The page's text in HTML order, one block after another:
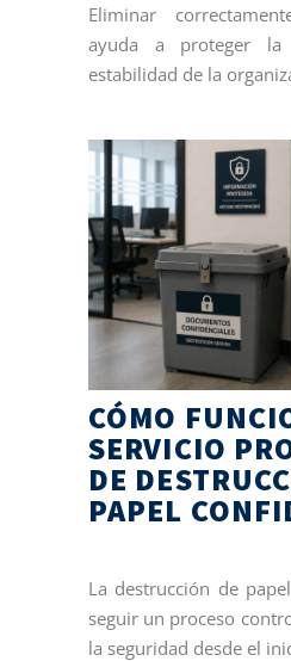
Eliminar
ayuda a proteger la
estabilidad de la
CÓMO
SERVICIO
DE
PAPEL
La destrucción de
seguir un proceso
la seguridad desde el